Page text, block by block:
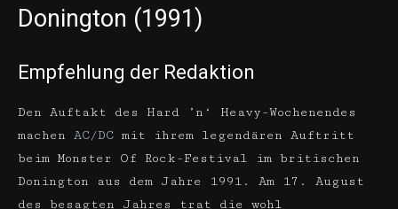
Donington (1991)
Empfehlung der Redaktion
Den Auftakt des Hard ’n‘ Heavy-Wochenendes
machen AC/DC mit ihrem legendären Auftritt
beim Monster Of Rock-Festival im britischen
Donington aus dem Jahre 1991. Am 17. August
des besagten Jahres trat die wohl